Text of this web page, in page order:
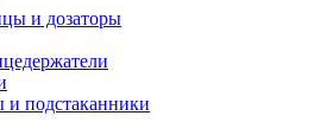
и дозаторы
и подстаканники